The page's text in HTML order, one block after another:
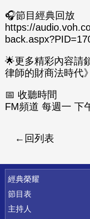
🎧節目經典回放
https://
🌟更多精彩內容請
律師的財商法時代
📅 收聽時間
FM頻道 每週一 下
回列表
快速連結
經典榮耀
節目表
主持人